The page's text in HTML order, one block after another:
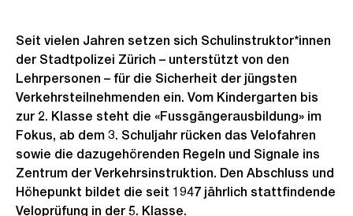
Seit vielen Jahren setzen sich Schulinstruktor*innen
der Stadtpolizei Zürich – unterstützt von den
Lehrpersonen – für die Sicherheit der jüngsten
Verkehrsteilnehmenden ein. Vom Kindergarten bis
zur 2. Klasse steht die «Fussgängerausbildung» im
Fokus, ab dem 3. Schuljahr rücken das Velofahren
sowie die dazugehörenden Regeln und Signale ins
Zentrum der Verkehrsinstruktion. Den Abschluss und
Höhepunkt bildet die seit 1947 jährlich stattfindende
Veloprüfung in der 5. Klasse.